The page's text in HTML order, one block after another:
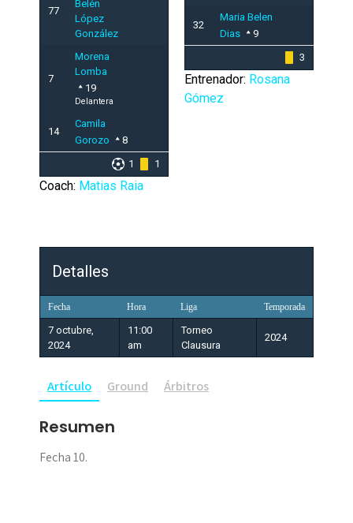
77
Belén
López
González
7
Morena
Lomba
19
Delantera
14
Camila
Gorozo
8
1
1
Coach: Matias Raia
32
Maria Belen
Dias
9
3
Entrenador: Rosana
Gómez
Detalles
Fecha Hora Liga Temporada
7 octubre,
2024
11:00
am
Torneo
Clausura
2024
Artículo Ground Árbitros
Resumen
Fecha 10.